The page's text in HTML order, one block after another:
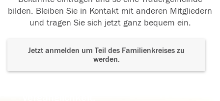
bilden. Bleiben Sie in Kontakt mit anderen Mitgliedern
und tragen Sie sich jetzt ganz bequem ein.
Jetzt anmelden um Teil des Familienkreises zu
werden.